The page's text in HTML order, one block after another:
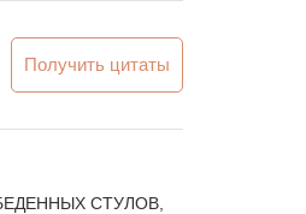
Получить цитаты
СТУЛОВ,